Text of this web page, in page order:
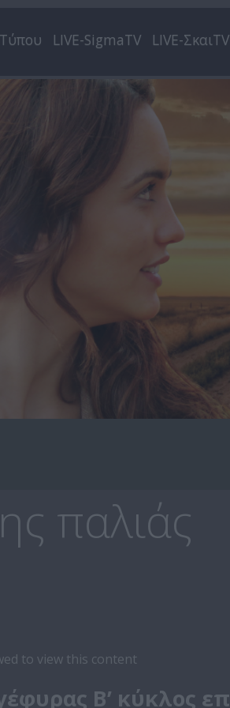
LIVE-SigmaTV LIVE-ΣκαιTV
παλιάς
to view this content
Β’ κύκλος